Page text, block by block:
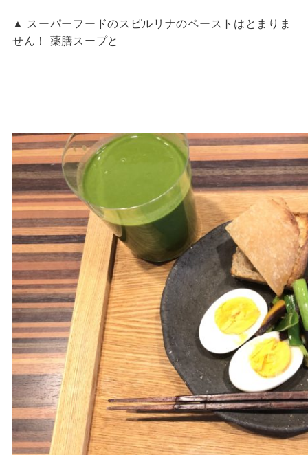
▲ スーパーフードのスピルリナのペーストはとまりま
せん！ 薬膳スープと